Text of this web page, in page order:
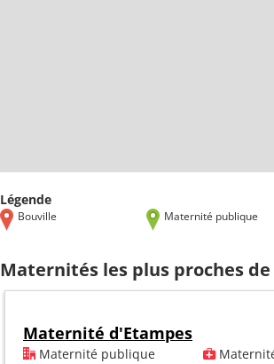
Légende
Bouville Maternité publique
Maternités les plus proches
Maternité d'Etampes
Maternité publique